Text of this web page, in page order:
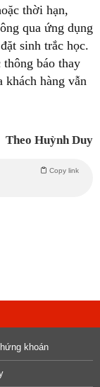
thời hạn,
qua ứng dụng
sinh trắc học.
báo thay
khách hàng vẫn
Theo Huỳnh Duy
Copy link
khoán